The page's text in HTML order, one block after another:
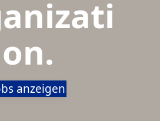
on.
anzeigen